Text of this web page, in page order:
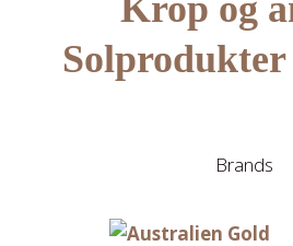
Krop og
Solprodukter
Brands